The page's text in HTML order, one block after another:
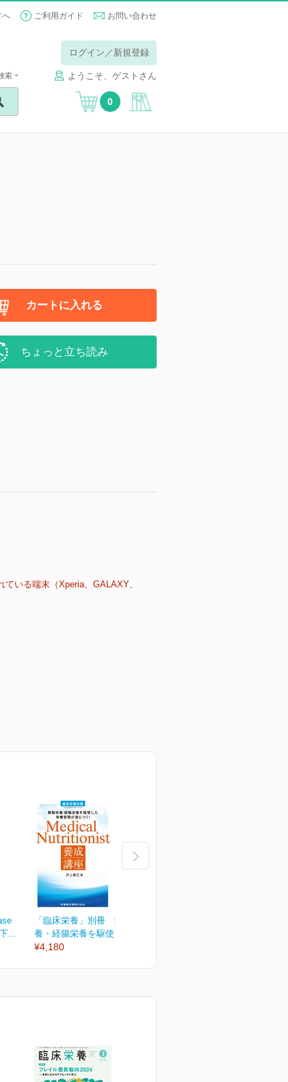
へ ご利用ガイド お問い合わせ
ログイン／新規登録
ようこそ、ゲストさん
索
0
カートに入れる
ちょっと立ち読み
いる端末（Xperia、GALAXY、
...
「臨床栄養」別冊 静脈栄
養・経腸栄養を駆使した...
¥4,180